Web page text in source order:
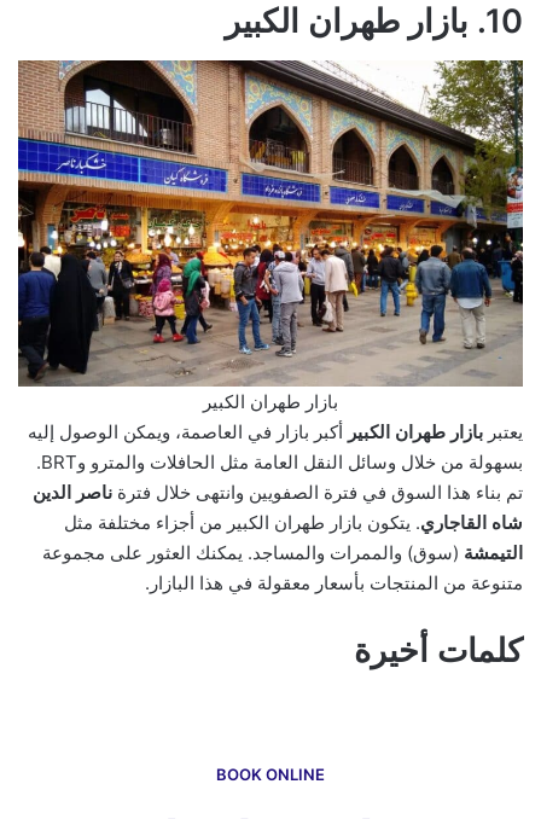
10. بازار طهران الكبير
بازار طهران الكبير
يعتبر بازار طهران الكبير أكبر بازار في العاصمة، ويمكن الوصول إليه
بسهولة من خلال وسائل النقل العامة مثل الحافلات والمترو وBRT.
تم بناء هذا السوق في فترة الصفويين وانتهى خلال فترة ناصر الدين
شاه القاجاري. يتكون بازار طهران الكبير من أجزاء مختلفة مثل
التيمشة (سوق) والممرات والمساجد. يمكنك العثور على مجموعة
متنوعة من المنتجات بأسعار معقولة في هذا البازار.
كلمات أخيرة
BOOK ONLINE